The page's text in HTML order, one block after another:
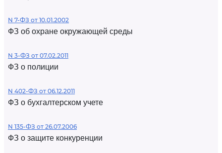
N 7-ФЗ от 10.01.2002
ФЗ об охране окружающей среды
N 3-ФЗ от 07.02.2011
ФЗ о полиции
N 402-ФЗ от 06.12.2011
ФЗ о бухгалтерском учете
N 135-ФЗ от 26.07.2006
ФЗ о защите конкуренции